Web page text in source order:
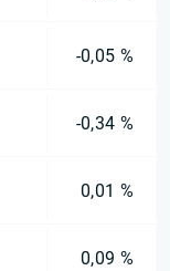
-0,05 %
-0,34 %
0,01 %
0,09 %